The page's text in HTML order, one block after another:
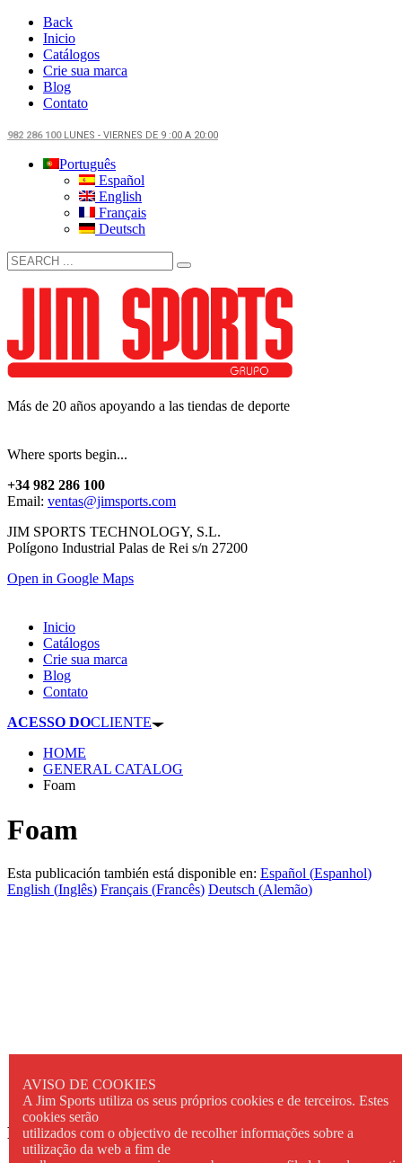
Back
Inicio
Catálogos
Crie sua marca
Blog
Contato
982 286 100LUNES - VIERNES DE 9 :00 A 20:00
Português
Español
English
Français
Deutsch
Más de 20 años apoyando a las tiendas de deporte
Where sports begin...
+34 982 286 100
Email: ventas@jimsports.com
JIM SPORTS TECHNOLOGY, S.L.
Polígono Industrial Palas de Rei s/n 27200
Open in Google Maps
Inicio
Catálogos
Crie sua marca
Blog
Contato
ACESSO DOCLIENTE
HOME
GENERAL CATALOG
Foam
Foam
Esta publicación también está disponible en: Español (Espanhol)
English (Inglês) Français (Francês) Deutsch (Alemão)
REDES SOCIAIS
AVISO DE COOKIES
A Jim Sports utiliza os seus próprios cookies e de terceiros. Estes
cookies serão
utilizados com o objectivo de recolher informações sobre a
utilização da web a fim de